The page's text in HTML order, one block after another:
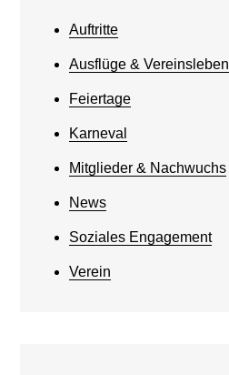
Auftritte
Ausflüge & Vereinsleben
Feiertage
Karneval
Mitglieder & Nachwuchs
News
Soziales Engagement
Verein